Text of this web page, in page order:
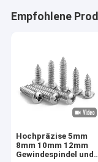
Empfohlene
Hochpräzise 5mm
8mm 10mm 12mm
Gewindespindel und